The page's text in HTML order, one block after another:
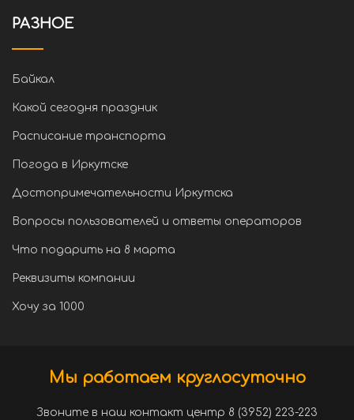
РАЗНОЕ
Байкал
Какой сегодня праздник
Расписание транспорта
Погода в Иркутске
Достопримечательности Иркутска
Вопросы пользователей и ответы операторов
Что подарить на 8 марта
Реквизиты компании
Хочу за 1000
Мы работаем круглосуточно
Звоните в наш контакт центр 8 (3952) 223-223